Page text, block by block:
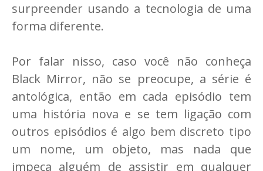
surpreender usando a tecnologia de uma
forma diferente.
Por falar nisso, caso você não conheça
Black Mirror, não se preocupe, a série é
antológica, então em cada episódio tem
uma história nova e se tem ligação com
outros episódios é algo bem discreto tipo
um nome, um objeto, mas nada que
impeça alguém de assistir em qualquer